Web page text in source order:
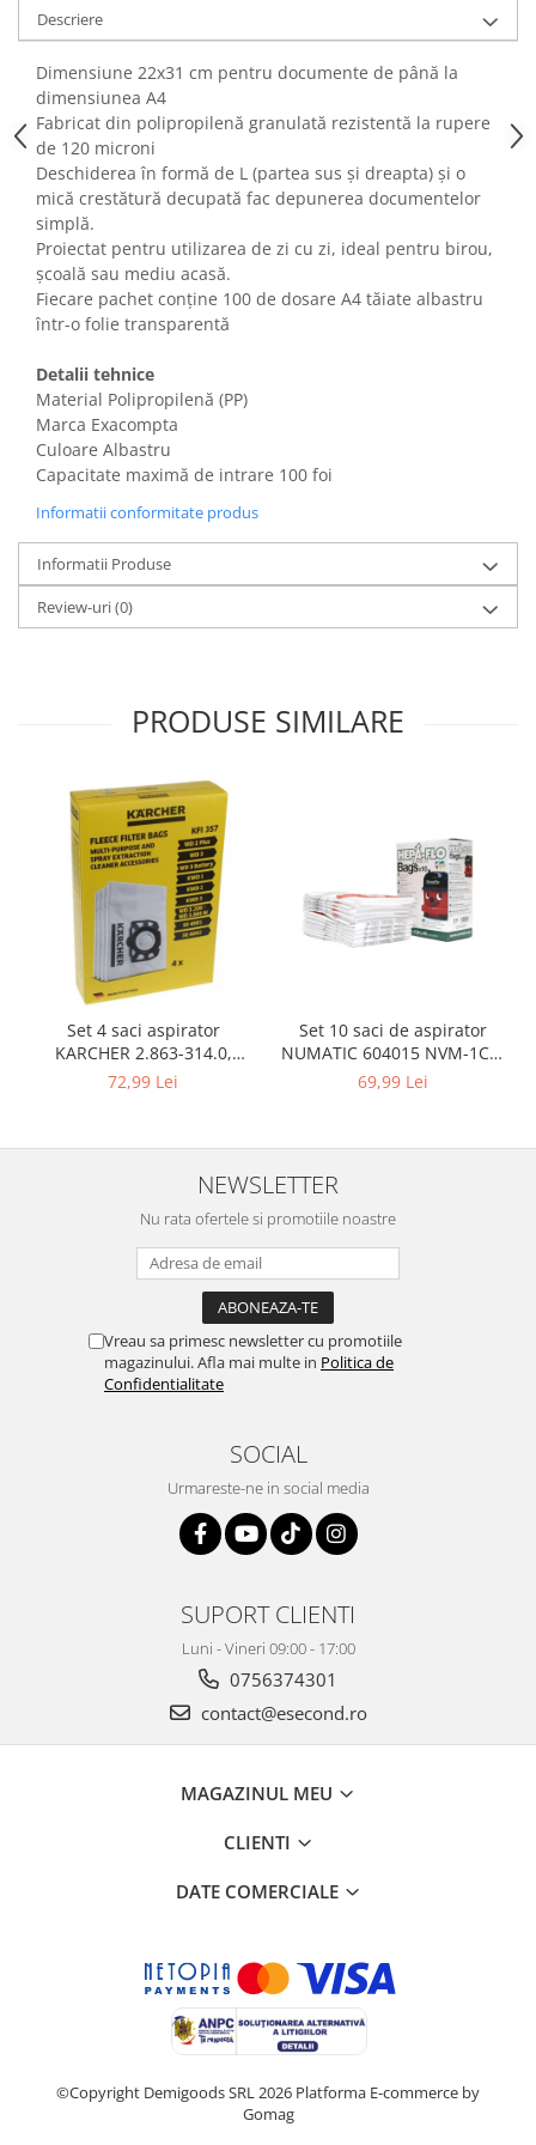
Fiare de calcat si masini de cusut
Ingrijire Locuinta
Purificatoare de aer
Fashion
Bijuterii
Ceasuri barbatesti
Ceasuri dama
Cutii, curele si accesorii ceasuri
Genti si accesorii barbati
Genti si accesorii femei
Imbracaminte barbati
Imbracaminte femei
Imbracaminte si Incaltaminte copii
Incaltaminte barbati
Incaltaminte femei
Ochelari de soare
Ochelari de vedere
Gaming, Carti & Birotica
Birotica & Papetarie
Console, Jocuri & Accesorii
Accesorii aparate hair styling
Aparate cosmetice
Articole Sanatate si Wellness
Consumabile sanitare
Cosmetice si produse ingrijire
personala
Igiena dentara
Jucarii, Copii & Bebe
Camera copilului
Hrana bebelusi
Igiena si ingrijire
Maternitate
Accesorii animale de companie
Castroane si adapatori animale
Igiena animale de companie
Mobila si transport animale de
Zgarzi, lese si hamuri
Desktop PC & Monitoare
Imprimante, Scanere &
Retelistica & Supraveghere
Servere, Componente & UPS
Sport & Activitati in aer liber
Accesorii antrenament
Sporturi de interior
TV, Audio & Foto
Aparate Foto & Accesorii
Audio HI-FI & Profesionale
Camere video si sport
Descriere
Dimensiune 22x31 cm pentru documente de până la
dimensiunea A4
Fabricat din polipropilenă granulată rezistentă la rupere
de 120 microni
Deschiderea în formă de L (partea sus și dreapta) și o
mică crestătură decupată fac depunerea documentelor
simplă.
Proiectat pentru utilizarea de zi cu zi, ideal pentru birou,
școală sau mediu acasă.
Fiecare pachet conține 100 de dosare A4 tăiate albastru
într-o folie transparentă
Detalii tehnice
Material Polipropilenă (PP)
Marca Exacompta
Culoare Albastru
Capacitate maximă de intrare 100 foi
Informatii conformitate produs
Informatii Produse
Review-uri(0)
PRODUSE SIMILARE
Set 4 saci aspirator
KARCHER 2.863-314.0,
compatibil cu WD, KWD, SE
72,99 Lei
Set 10 saci de aspirator
NUMATIC 604015 NVM-1CH,
9L
69,99 Lei
NEWSLETTER
Nu rata ofertele si promotiile noastre
Vreau sa primesc newsletter cu promotiile
magazinului. Afla mai multe in Politica de
Confidentialitate
SOCIAL
Urmareste-ne in social media
SUPORT CLIENTI
Luni - Vineri 09:00 - 17:00
0756374301
contact@esecond.ro
MAGAZINUL MEU
CLIENTI
DATE COMERCIALE
©Copyright Demigoods SRL 2026 Platforma E-commerce by
Gomag